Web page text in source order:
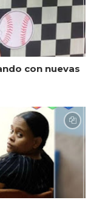
con nuevas